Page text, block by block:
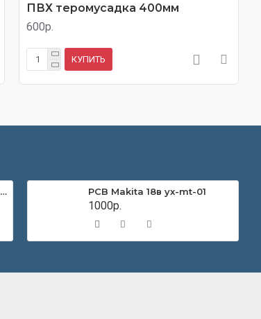
ПВХ теромусадка 400мм
600р.
КУПИТЬ
Аккумулятор Li-ion NMC призматический CATL 50Ач 3,7В PCB Makita 18в yx-mt-01
1000р.